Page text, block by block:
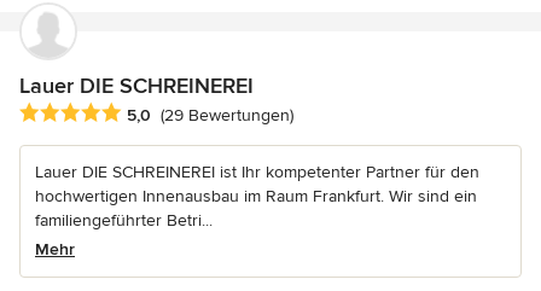
Lauer DIE SCHREINEREI
Durchschnittliche Bewertung: 5 von 5 Sternen
5,0 (29 Bewertungen)
Lauer DIE SCHREINEREI ist Ihr kompetenter Partner für den
hochwertigen Innenausbau im Raum Frankfurt. Wir sind ein
familiengeführter Betri...
Mehr